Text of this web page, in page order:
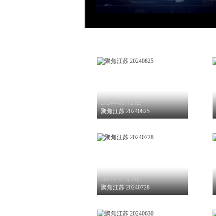
2024年08月25日
聚焦江苏 20240825
2024年07月28日
聚焦江苏 20240728